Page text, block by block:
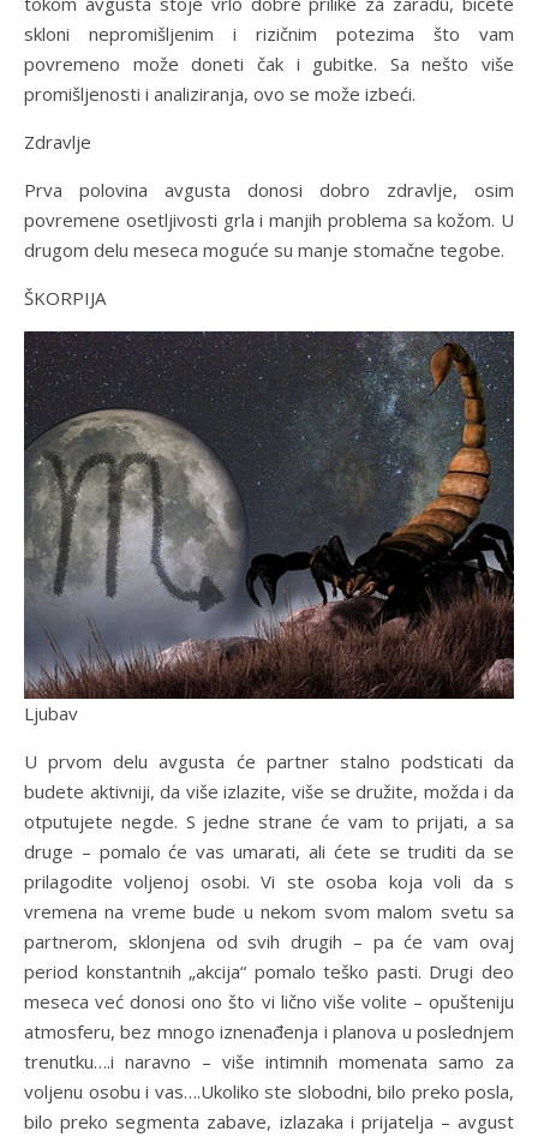
skloni nepromišljenim i rizičnim potezima što vam
povremeno može doneti čak i gubitke. Sa nešto više
promišljenosti i analiziranja, ovo se može izbeći.
Zdravlje
Prva polovina avgusta donosi dobro zdravlje, osim
povremene osetljivosti grla i manjih problema sa kožom. U
drugom delu meseca moguće su manje stomačne tegobe.
ŠKORPIJA
Ljubav
U prvom delu avgusta će partner stalno podsticati da
budete aktivniji, da više izlazite, više se družite, možda i da
otputujete negde. S jedne strane će vam to prijati, a sa
druge – pomalo će vas umarati, ali ćete se truditi da se
prilagodite voljenoj osobi. Vi ste osoba koja voli da s
vremena na vreme bude u nekom svom malom svetu sa
partnerom, sklonjena od svih drugih – pa će vam ovaj
period konstantnih „akcija“ pomalo teško pasti. Drugi deo
meseca već donosi ono što vi lično više volite – opušteniju
atmosferu, bez mnogo iznenađenja i planova u poslednjem
trenutku….i naravno – više intimnih momenata samo za
voljenu osobu i vas….Ukoliko ste slobodni, bilo preko posla,
bilo preko segmenta zabave, izlazaka i prijatelja – avgust